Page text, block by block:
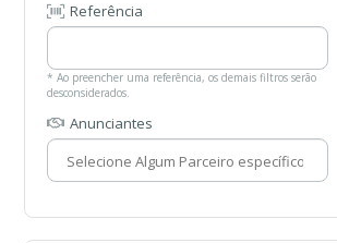
Referência
* Ao preencher uma referência, os demais filtros serão
desconsiderados.
Anunciantes